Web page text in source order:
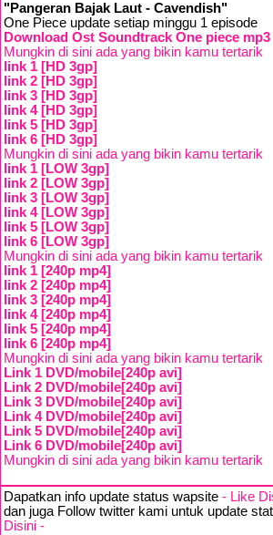
"Pangeran Bajak Laut - Cavendish"
One Piece update setiap minggu 1 episode
Download Ost Soundtrack One piece mp3
Mungkin di sini ada yang bikin kamu tertarik
link 1 [HD 3gp]
link 2 [HD 3gp]
link 3 [HD 3gp]
link 4 [HD 3gp]
link 5 [HD 3gp]
link 6 [HD 3gp]
Mungkin di sini ada yang bikin kamu tertarik
link 1 [LOW 3gp]
link 2 [LOW 3gp]
link 3 [LOW 3gp]
link 4 [LOW 3gp]
link 5 [LOW 3gp]
link 6 [LOW 3gp]
Mungkin di sini ada yang bikin kamu tertarik
link 1 [240p mp4]
link 2 [240p mp4]
link 3 [240p mp4]
link 4 [240p mp4]
link 5 [240p mp4]
link 6 [240p mp4]
Mungkin di sini ada yang bikin kamu tertarik
Link 1 DVD/mobile[240p avi]
Link 2 DVD/mobile[240p avi]
Link 3 DVD/mobile[240p avi]
Link 4 DVD/mobile[240p avi]
Link 5 DVD/mobile[240p avi]
Link 6 DVD/mobile[240p avi]
Mungkin di sini ada yang bikin kamu tertarik
Dapatkan info update status wapsite - Like
dan juga Follow twitter kami untuk update
Disini -